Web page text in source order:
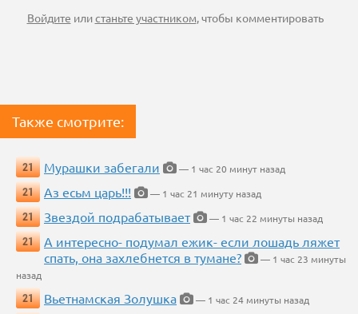
Войдите илистаньте участником, чтобы комментировать
Также смотрите:
21 Мурашки забегали
— 1 час 20 минут назад
21
Аз есьм царь!!!
— 1 час 21 минуту назад
21
Звездой подрабатывает
— 1 час 22 минуты назад
21
А интересно- подумал ежик- если лошадь ляжет
спать, она захлебнется в тумане?
— 1 час 23 минуты
назад
21
Вьетнамская Золушка
— 1 час 24 минуты назад